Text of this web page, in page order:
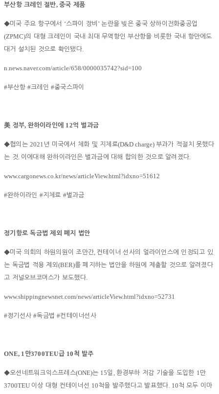
부산항 크레인 절반,중국 제품
◆미국 주요 항구에서 ‘스파이 장비 ’논란을 빚은 중국 상하이전화중공업
(ZPMC)의 대형 크레인이 국내 최대 무역항인 부산항을 비롯한 국내 항만에도
대거 설치된 것으로 확인됐다.
n.news.naver.com/article/658/0000035742?sid=100
#부산항#크레인#중국스파이
美 정부, 완하이라인에 12억 벌과금
◆협의는2021 년 미국에서 체화 및 지체료(D&D charge) 부과가 적절치 못했다
는 것. 이에대해 완하이라인은 벌과금에 대해 합의한 것으로 알려졌다.
www.cargonews.co.kr/news/articleView.html?idxno=51612
#완하이라인 #지체료 #벌과금
정기항로 독금법 제외 폐지 법안
◆미국 의회의 하원의원이 조만간, 컨테이너 선사의 얼라이언스에 인정되고 있
는 독금법 적용 제외 (BER)를 폐지하는 법안을 하원에 제출할 것으로 알려졌다
고 저널오브코머스가 보도했다.
www.shippingnewsnet.com/news/articleView.html?idxno=52731
#정기선사#독금법#컨테이너선사
ONE, 1 만3700TEU급 10 척 발주
◆오션네트워크익스프레스(ONE)는 15일 , 환경부하 저감 기술을 도입한 1만
3700TEU 이상 대형 컨테이너선 10척을 발주했다고 발표했다. 10척 모두 이마